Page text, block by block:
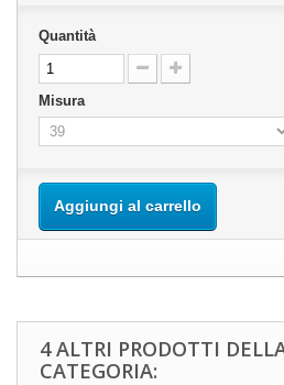
Quantità
Misura
Aggiungi al carrello
4 ALTRI PRODOTTI
CATEGORIA: